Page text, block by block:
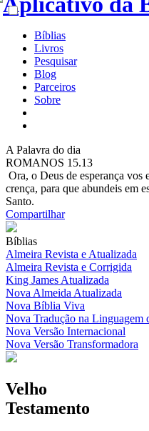
Bíblias
Livros
Pesquisar
Blog
Parceiros
Sobre
A Palavra do dia
ROMANOS 15.13
Ora, o Deus de esperança vos
crença, para que abundeis em
Santo.
Compartilhar
Bíblias
Almeira Revista e Atualizada
Almeira Revista e Corrigida
King James Atualizada
Nova Almeida Atualizada
Nova Bíblia Viva
Nova Tradução na Linguagem
Nova Versão Internacional
Nova Versão Transformadora
Velho
Testamento